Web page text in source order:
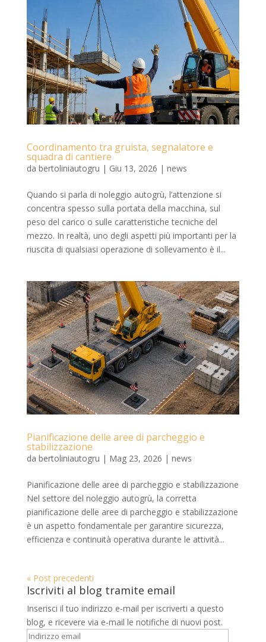
Coordinamento tra gruista, segnalatore e
squadra di cantiere
da bertoliniautogru | Giu 13, 2026 | news
Quando si parla di noleggio autogrù, l’attenzione si
concentra spesso sulla portata della macchina, sul
peso del carico o sulle caratteristiche tecniche del
mezzo. In realtà, uno degli aspetti più importanti per la
riuscita di qualsiasi operazione di sollevamento è il...
Pianificazione delle aree di parcheggio e
stabilizzazione
da bertoliniautogru | Mag 23, 2026 | news
Pianificazione delle aree di parcheggio e stabilizzazione
Nel settore del noleggio autogrù, la corretta
pianificazione delle aree di parcheggio e stabilizzazione
è un aspetto fondamentale per garantire sicurezza,
efficienza e continuità operativa durante le attività...
« Post precedenti
Iscriviti al blog tramite email
Inserisci il tuo indirizzo e-mail per iscriverti a questo
blog, e ricevere via e-mail le notifiche di nuovi post.
Indirizzo